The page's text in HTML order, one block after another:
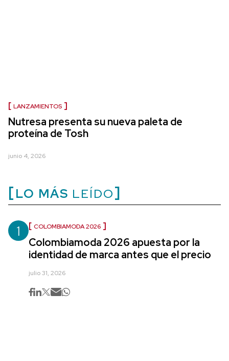
LANZAMIENTOS
Nutresa presenta su nueva paleta de
proteína de Tosh
junio 4, 2026
LO MÁS LEÍDO
1 COLOMBIAMODA 2026
Colombiamoda 2026 apuesta por la
identidad de marca antes que el precio
julio 31, 2026